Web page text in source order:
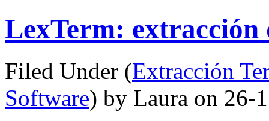
LexTerm:
Filed Under (Extracción
Software) by Laura on 26-